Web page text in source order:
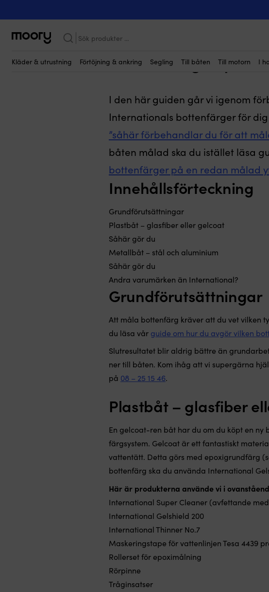
Sök
efter:
Kläder & utrustning Förtöjning & ankring Segling Till båten Till motorn I
Hur förbehandlar
bottenfärger på
I den här guiden går vi igenom
Internationals bottenfärger för dig
”såhär förbehandlar du för att
båten målad ska du istället läsa
bottenfärger på en redan målad
Innehållsförteckning
Grundförutsättningar
Plastbåt – glasfiber eller gelcoat
Såhär gör du
Metallbåt – stål och aluminium
Såhär gör du
Andra varumärken än International?
Grundförutsättningar
Att måla bottenfärg kräver att du vet vilken
du läsa vår guide om hur du avgör vilken
Slutresultatet blir aldrig bättre än
ner till båten. Kom ihåg att vi supergärna
på 08 – 25 15 46.
Plastbåt – glasfiber
En gelcoat-ren båt har du om du köpt en
färgsystem. Gelcoat är ett fantastiskt
vattentätt. Detta görs med epoxigrundfärg
bottenfärg ska du använda International
Här är produkterna använde vi i
International Super Cleaner (avfettande
International Gelshield 200
International Thinner No.7
Maskeringstape för vattenlinjen Tesa 4439
Rollerset för epoximålning
Rörpinne
Tråginsatser